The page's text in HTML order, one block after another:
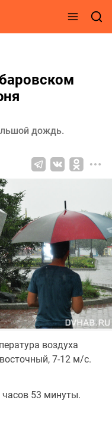
дождь.
воздуха
7-12 м/с.
53 минуты.